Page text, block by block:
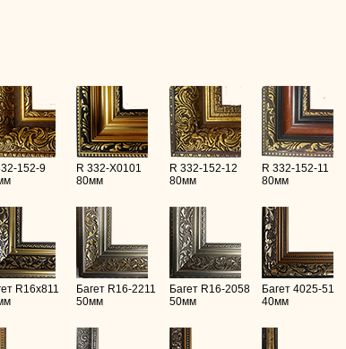
152-9
R 332-X0101
80мм
R 332-152-12
80мм
R 332-152-11
80мм
R16х811
Багет R16-2211
50мм
Багет R16-2058
50мм
Багет 4025-51
40мм